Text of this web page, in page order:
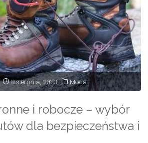
8 sierpnia, 2023 Moda
i robocze – wybór
dla bezpieczeństwa i